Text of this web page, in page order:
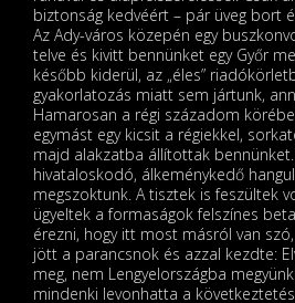
biztonság kedvéért – pár üveg bort
Az Ady-város közepén egy
telve és kivitt bennünket egy Győr
később kiderül, az „éles”
gyakorlatozás miatt sem jártunk,
Hamarosan a régi századom
egymást egy kicsit a régiekkel,
majd alakzatba állítottak
hivataloskodó, álkeménykedő
megszoktunk. A tisztek is feszültek
ügyeltek a formaságok felszínes
érezni, hogy itt most másról van szó,
jött a parancsnok és azzal kezdte:
meg, nem Lengyelországba
mindenki levonhatta a